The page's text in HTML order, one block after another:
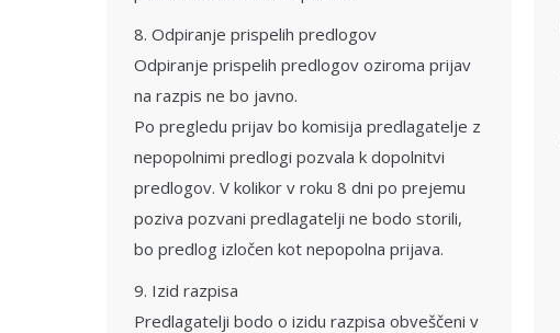
8. Odpiranje prispelih predlogov
Odpiranje prispelih predlogov oziroma prijav
na razpis ne bo javno.
Po pregledu prijav bo komisija predlagatelje z
nepopolnimi predlogi pozvala k dopolnitvi
predlogov. V kolikor v roku 8 dni po prejemu
poziva pozvani predlagatelji ne bodo storili,
bo predlog izločen kot nepopolna prijava.
9. Izid razpisa
Predlagatelji bodo o izidu razpisa obveščeni v